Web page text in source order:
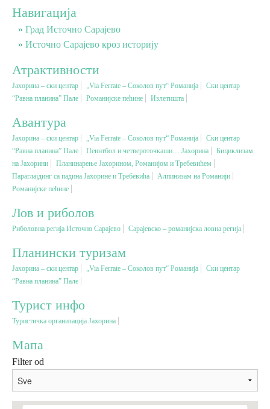
Планински туризам
Бањски туризам
Вјерски туризам
Авантура
Еко туризам
Гастрономија
Лов и риболов
Сеоски туризам
Дестинације
Списак дестинација
Навигација
Град Источно Сарајево
Источно Сарајево кроз историју
Атрактивности
Јахорина – ски центар „Via Ferrate – Соколов пут“ Романија
Ски центар
“Равна планина” Пале
Романијске пећине Излетишта
Авантура
Јахорина – ски центар „Via Ferrate – Соколов пут“ Романија
Ски центар
“Равна планина” Пале
Пеинтбол и четвероточкаши… Јахорина
Бициклизам
на Јахорини
Планинарење Јахорином, Романијом и Требевићем
Параглајдинг са падина Јахорине и Требевића
Aлпинизам на Романији
Романијске пећине
Лов и риболов
Риболовна регија Источно Сарајево Сарајевско – романијска ловна регија
Планински туризам
Јахорина – ски центар „Via Ferrate – Соколов пут“ Романија
Ски центар
“Равна планина” Пале
Турист инфо
Туристичка организација Јахорина
Мапа
Filter od